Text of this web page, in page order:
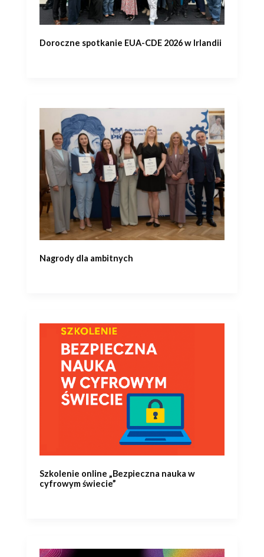
Doroczne spotkanie EUA-CDE 2026 w Irlandii
Nagrody dla ambitnych
Szkolenie online „Bezpieczna nauka w
cyfrowym świecie”